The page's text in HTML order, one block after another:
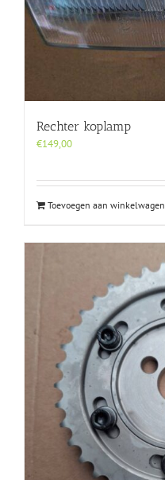
Rechter koplamp
€149,00
Toevoegen aan winkelwagen